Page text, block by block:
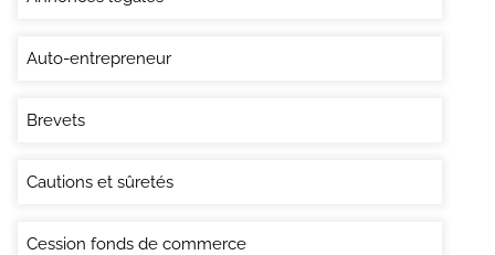
Auto-entrepreneur
Brevets
Cautions et sûretés
Cession fonds de commerce